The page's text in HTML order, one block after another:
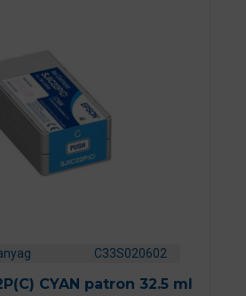
C33S020602
CYAN patron 32.5 ml